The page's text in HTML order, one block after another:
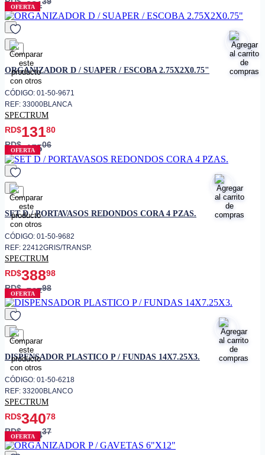
231
OFERTA
favorito
ORGANIZADOR D / SUAPER / ESCOBA 2.75X2X0.75"
CÓDIGO: 01-50-9671
REF: 33000BLANCA
SPECTRUM
RD$13180
RD$15506
OFERTA
favorito
SET D / PORTAVASOS REDONDOS CORA 4 PZAS.
CÓDIGO: 01-50-9682
REF: 22412GRIS/TRANSP.
SPECTRUM
RD$38898
RD$56798
OFERTA
favorito
DISPENSADOR PLASTICO P / FUNDAS 14X7.25X3.
CÓDIGO: 01-50-6218
REF: 33200BLANCO
SPECTRUM
RD$34078
RD$45437
OFERTA